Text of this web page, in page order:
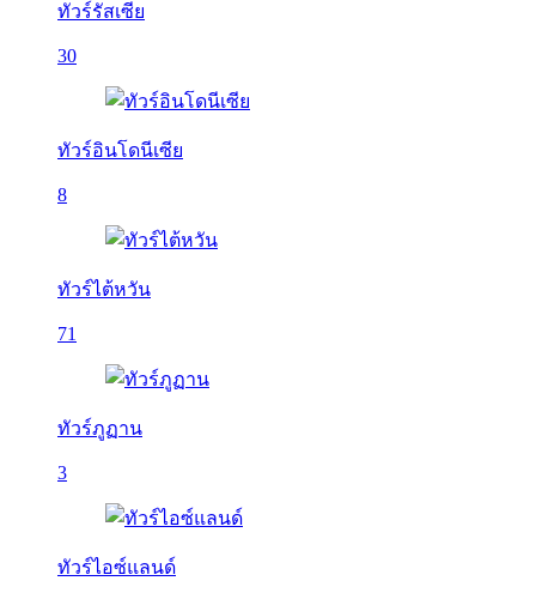
ทัวร์รัสเซีย
30
ทัวร์อินโดนีเซีย
8
ทัวร์ไต้หวัน
71
ทัวร์ภูฏาน
3
ทัวร์ไอซ์แลนด์